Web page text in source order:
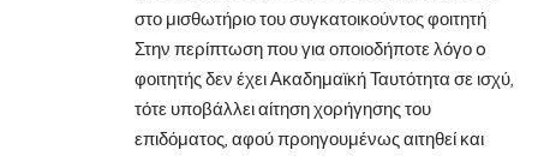
στο μισθωτήριο του συγκατοικούντος φοιτητή
Στην περίπτωση που για οποιοδήποτε λόγο o
φοιτητής δεν έχει Ακαδημαϊκή Ταυτότητα σε ισχύ,
τότε υποβάλλει αίτηση χορήγησης του
επιδόματος, αφού προηγουμένως αιτηθεί και